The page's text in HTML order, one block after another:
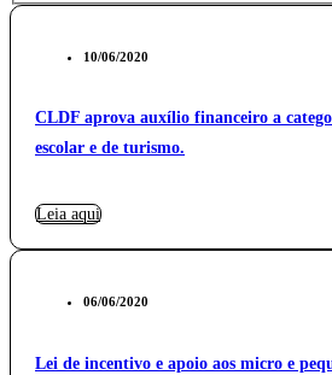
10/06/2020
CLDF aprova auxílio financeiro a
escolar e de turismo.
Leia aqui
06/06/2020
Lei de incentivo e apoio aos micro e